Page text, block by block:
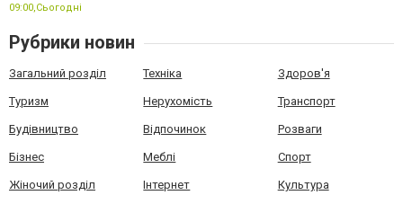
09:00, Сьогодні
Рубрики новин
Загальний розділ Техніка Здоров'я
Туризм Нерухомість Транспорт
Будівництво Відпочинок Розваги
Бізнес Меблі Спорт
Жіночий розділ Інтернет Культура